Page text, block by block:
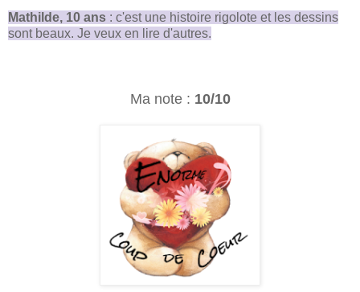
Mathilde, 10 ans : c'est une histoire rigolote et les dessins
sont beaux. Je veux en lire d'autres.
Ma note : 10/10